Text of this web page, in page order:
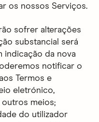
os nossos Serviços.
sofrer alterações
substancial será
indicação da nova
notificar o
Termos e
eletrónico,
meios;
do utilizador